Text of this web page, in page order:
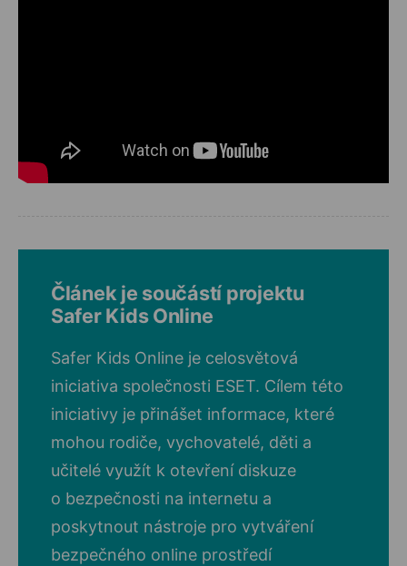
Článek je součástí projektu
Safer Kids Online
Safer Kids Online je celosvětová
iniciativa společnosti ESET. Cílem této
iniciativy je přinášet informace, které
mohou rodiče, vychovatelé, děti a
učitelé využít k otevření diskuze
o bezpečnosti na internetu a
poskytnout nástroje pro vytváření
bezpečného online prostředí